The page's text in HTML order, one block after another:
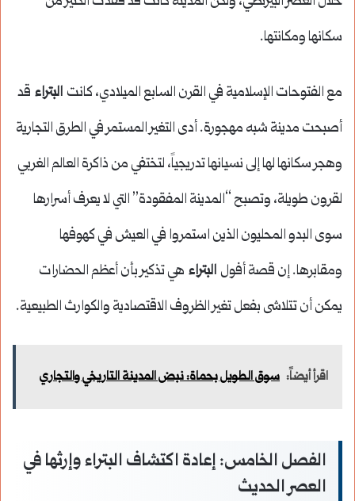
سكانها ومكانتها.
مع الفتوحات الإسلامية في القرن السابع الميلادي، كانت البتراء قد
أصبحت مدينة شبه مهجورة. أدى التغير المستمر في الطرق التجارية
وهجر سكانها لها إلى نسيانها تدريجياً، لتختفي من ذاكرة العالم الغربي
لقرون طويلة، وتصبح “المدينة المفقودة” التي لا يعرف أسرارها
سوى البدو المحليون الذين استمروا في العيش في كهوفها
ومقابرها. إن قصة أفول البتراء هي تذكير بأن أعظم الحضارات
يمكن أن تتلاشى بفعل تغير الظروف الاقتصادية والكوارث الطبيعية.
اقرأ أيضاً: سوق الطويل بحماة: نبض المدينة التاريخي والتجاري
الفصل الخامس: إعادة اكتشاف البتراء وإرثها في
العصر الحديث